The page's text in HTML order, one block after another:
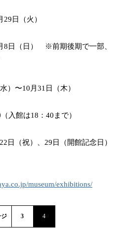
日（火）
8日（日） ※前期後期で一部、
）〜10月31日（木）
入館は18：40まで）
日（祝）、29日（開館記念日）
museum/exhibitions/
3 4